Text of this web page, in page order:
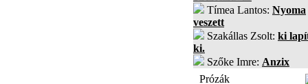
Tímea Lantos: Nyoma
veszett
Szakállas Zsolt: ki
ki.
Szőke Imre: Anzix
Prózák